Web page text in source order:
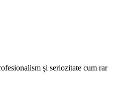
și seriozitate cum rar